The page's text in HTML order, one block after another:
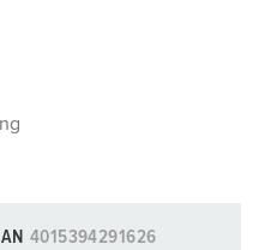
4015394291626